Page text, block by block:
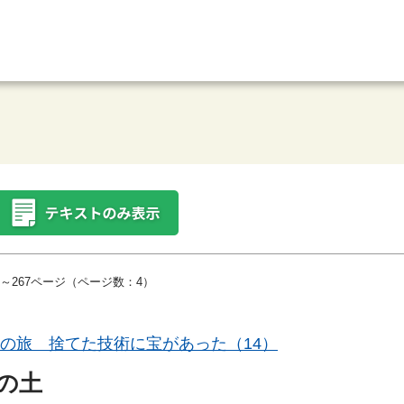
ページ（ページ数：4）
旅 捨てた技術に宝があった（14）
土